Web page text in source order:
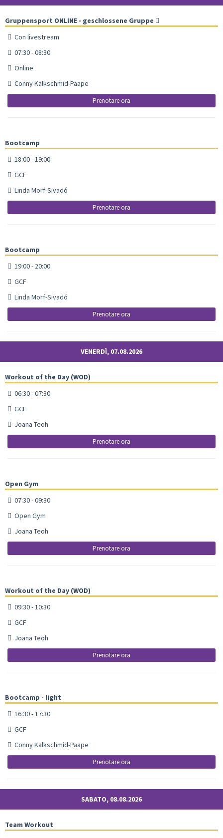
Gruppensport ONLINE - geschlossene Gruppe
Con livestream
07:30 - 08:30
Online
Conny Kalkschmid-Paape
Prenotare ora
Bootcamp
18:00 - 19:00
GCF
Linda Morf-Sivadó
Prenotare ora
Bootcamp
19:00 - 20:00
GCF
Linda Morf-Sivadó
Prenotare ora
VENERDÌ, 07.08.2026
Workout of the Day (WOD)
06:30 - 07:30
GCF
Joana Teoh
Prenotare ora
Open Gym
07:30 - 09:30
Open Gym
Joana Teoh
Prenotare ora
Workout of the Day (WOD)
09:30 - 10:30
GCF
Joana Teoh
Prenotare ora
Bootcamp - light
16:30 - 17:30
GCF
Conny Kalkschmid-Paape
Prenotare ora
SABATO, 08.08.2026
Team Workout